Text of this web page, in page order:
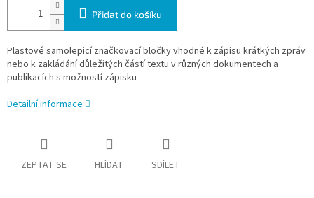
Přidat do košíku
Plastové samolepicí značkovací bločky vhodné k zápisu krátkých zpráv
nebo k zakládání důležitých částí textu v různých dokumentech a
publikacích s možností zápisku
Detailní informace
ZEPTAT SE HLÍDAT SDÍLET